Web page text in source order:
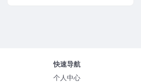
快速导航
个人中心